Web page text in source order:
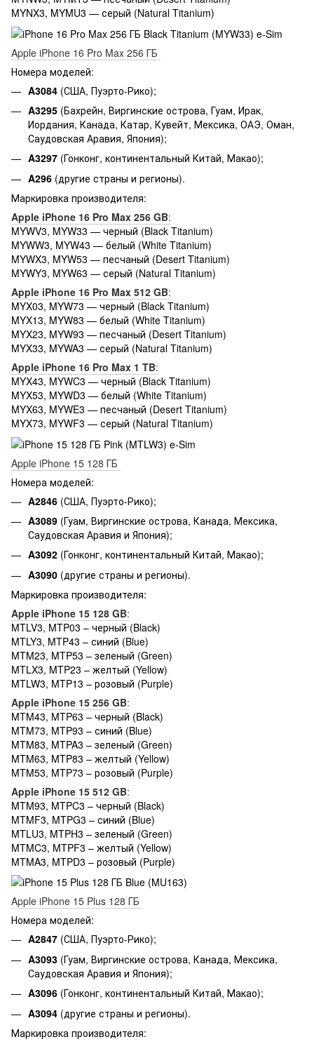
MYNX3, MYMU3 — серый (Natural Titanium)
Apple iPhone 16 Pro Max 256 ГБ
Номера моделей:
A3084 (США, Пуэрто-Рико);
A3295 (Бахрейн, Виргинские острова, Гуам, Ирак,
Иордания, Канада, Катар, Кувейт, Мексика, ОАЭ, Оман,
Саудовская Аравия, Япония);
A3297 (Гонконг, континентальный Китай, Макао);
A296 (другие страны и регионы).
Маркировка производителя:
Apple iPhone 16 Pro Max 256 GB:
MYWV3, MYW33 — черный (Black Titanium)
MYWW3, MYW43 — белый (White Titanium)
MYWX3, MYW53 — песчаный (Desert Titanium)
MYWY3, MYW63 — серый (Natural Titanium)
Apple iPhone 16 Pro Max 512 GB:
MYX03, MYW73 — черный (Black Titanium)
MYX13, MYW83 — белый (White Titanium)
MYX23, MYW93 — песчаный (Desert Titanium)
MYX33, MYWA3 — серый (Natural Titanium)
Apple iPhone 16 Pro Max 1 TB:
MYX43, MYWC3 — черный (Black Titanium)
MYX53, MYWD3 — белый (White Titanium)
MYX63, MYWE3 — песчаный (Desert Titanium)
MYX73, MYWF3 — серый (Natural Titanium)
Apple iPhone 15 128 ГБ
Номера моделей:
A2846 (США, Пуэрто-Рико);
A3089 (Гуам, Виргинские острова, Канада, Мексика,
Саудовская Аравия и Япония);
A3092 (Гонконг, континентальный Китай, Макао);
A3090 (другие страны и регионы).
Маркировка производителя:
Apple iPhone 15 128 GB:
MTLV3, MTP03 – черный (Black)
MTLY3, MTP43 – синий (Blue)
MTM23, MTP53 – зеленый (Green)
MTLX3, MTP23 – желтый (Yellow)
MTLW3, MTP13 – розовый (Purple)
Apple iPhone 15 256 GB:
MTM43, MTP63 – черный (Black)
MTM73, MTP93 – синий (Blue)
MTM83, MTPA3 – зеленый (Green)
MTM63, MTP83 – желтый (Yellow)
MTM53, MTP73 – розовый (Purple)
Apple iPhone 15 512 GB:
MTM93, MTPC3 – черный (Black)
MTMF3, MTPG3 – синий (Blue)
MTLU3, MTPH3 – зеленый (Green)
MTMC3, MTPF3 – желтый (Yellow)
MTMA3, MTPD3 – розовый (Purple)
Apple iPhone 15 Plus 128 ГБ
Номера моделей:
A2847 (США, Пуэрто-Рико);
A3093 (Гуам, Виргинские острова, Канада, Мексика,
Саудовская Аравия и Япония);
A3096 (Гонконг, континентальный Китай, Макао);
A3094 (другие страны и регионы).
Маркировка производителя: